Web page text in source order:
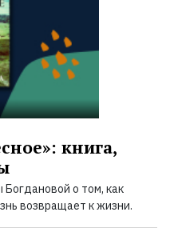
книга,
о том, как
возвращает к жизни.